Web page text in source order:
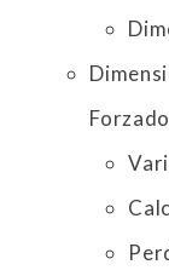
Forzado